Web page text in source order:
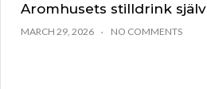
Aromhusets stilldrink själv
MARCH 29, 2026 NO COMMENTS